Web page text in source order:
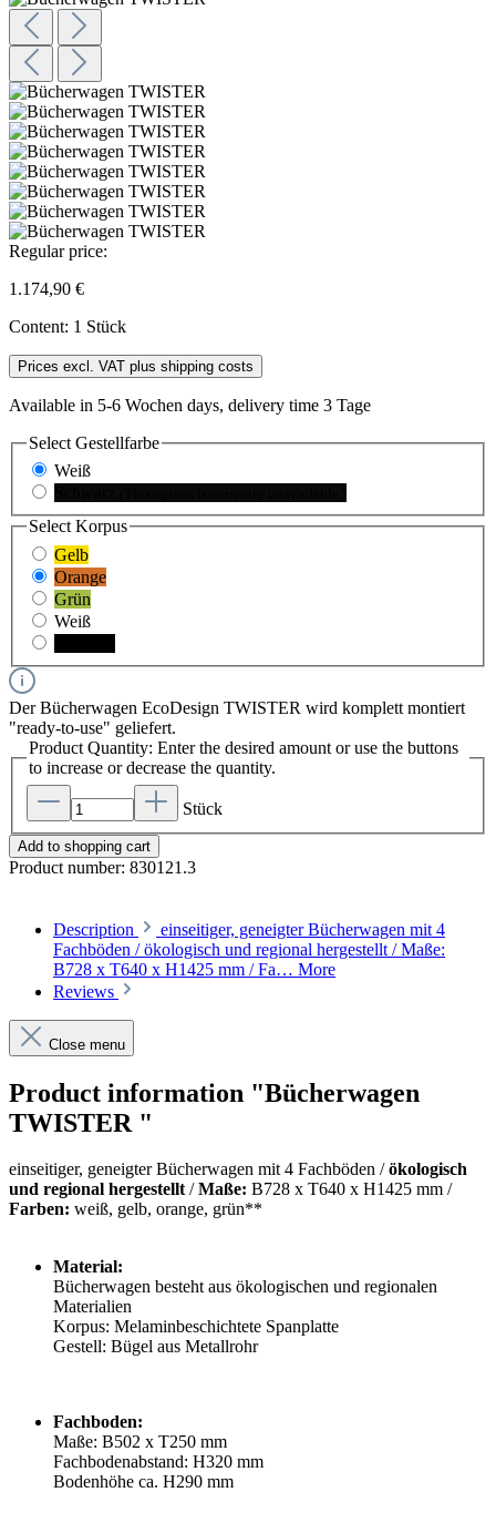
Regular price:
1.174,90 €
Content: 1 Stück
Prices excl. VAT plus shipping costs
Available in 5-6 Wochen days, delivery time 3 Tage
Select Gestellfarbe
Weiß
SelectKorpus
Gelb
Orange
Grün
Weiß
Der Bücherwagen EcoDesign TWISTER wird komplett montiert
"ready-to-use" geliefert.
Product Quantity: Enter the desired amount or use the buttons
to increase or decrease the quantity.
Stück
Add to shopping cart
Product number: 830121.3
Description
einseitiger, geneigter Bücherwagen mit 4
Fachböden / ökologisch und regional hergestellt / Maße:
B728 x T640 x H1425 mm / Fa… More
Reviews
Close menu
Product information "Bücherwagen
TWISTER "
einseitiger, geneigter Bücherwagen mit 4 Fachböden /ökologisch
und regional hergestellt/Maße: B728 x T640 x H1425 mm /
Farben: weiß, gelb, orange, grün**
Material:
Bücherwagen besteht aus ökologischen und regionalen
Materialien
Korpus: Melaminbeschichtete Spanplatte
Gestell: Bügel aus Metallrohr
Fachboden:
Maße: B502 x T250 mm
Fachbodenabstand: H320 mm
Bodenhöhe ca. H290 mm